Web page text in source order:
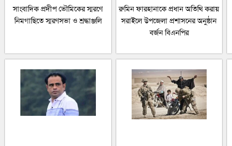
সাংবাদিক প্রদীপ ভৌমিকের স্মরণে
নিমগাছিতে স্মরণসভা ও শ্রদ্ধাঞ্জলি
রুমিন ফারহানাকে প্রধান অতিথি করায়
সরাইলে উপজেলা প্রশাসনের অনুষ্ঠান
বর্জন বিএনপির